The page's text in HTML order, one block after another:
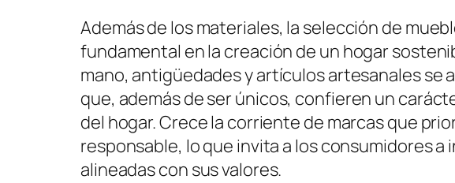
Además de los materiales, la selección de
fundamental en la creación de un hogar
mano, antigüedades y artículos artesanales se
que, además de ser únicos, confieren un
del hogar. Crece la corriente de marcas que
responsable, lo que invita a los consumidores
alineadas con sus valores.